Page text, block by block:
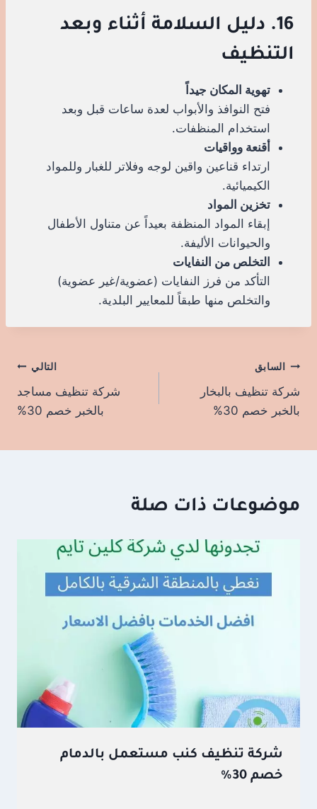
16. دليل السلامة أثناء وبعد
التنظيف
تهوية المكان جيداً
فتح النوافذ والأبواب لعدة ساعات قبل وبعد
استخدام المنظفات.
أقنعة وواقيات
ارتداء قناعين واقين لوجه وفلاتر للغبار وللمواد
الكيميائية.
تخزين المواد
إبقاء المواد المنظفة بعيداً عن متناول الأطفال
والحيوانات الأليفة.
التخلص من النفايات
التأكد من فرز النفايات (عضوية/غير عضوية)
والتخلص منها طبقاً للمعايير البلدية.
تصفّح
المقالات
السابق
شركة تنظيف بالبخار
بالخبر خصم 30%
التالي
شركة تنظيف مساجد
بالخبر خصم 30%
موضوعات ذات صلة
شركة تنظيف كنب مستعمل بالدمام
خصم 30%